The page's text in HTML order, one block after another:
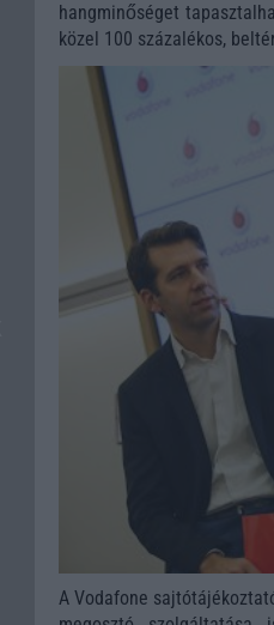
hangminőséget
közel 100 százalékos,
A Vodafone